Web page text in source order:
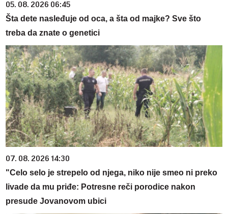
05. 08. 2026 06:45
Šta dete nasleđuje od oca, a šta od majke? Sve što
treba da znate o genetici
07. 08. 2026 14:30
"Celo selo je strepelo od njega, niko nije smeo ni preko
livade da mu priđe: Potresne reči porodice nakon
presude Jovanovom ubici